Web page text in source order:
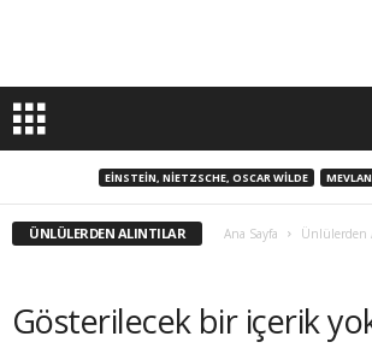
EINSTEIN, NIETZSCHE, OSCAR WILDE
ÜNLÜLERDEN ALINTILAR Ana Sayfa Ünlülerden
Gösterilecek bir içerik